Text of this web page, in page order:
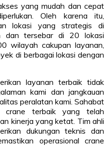
yang mudah dan cepat
Oleh karena itu,
lokasi yang strategis di
dan tersebar di 20 lokasi
wilayah cakupan layanan,
di berbagai lokasi dengan
layanan terbaik tidak
kami dan jangkauan
peralatan kami. Sahabat
crane terbaik yang telah
kinerja yang ketat. Tim ahli
dukungan teknis dan
operasional crane